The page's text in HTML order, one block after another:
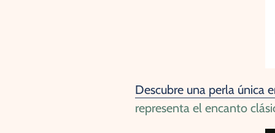
Descubre una perla única
representa el encanto